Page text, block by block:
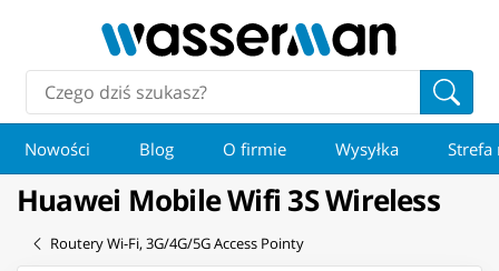
Nowości Blog O firmie Wysyłka Strefa
Huawei Mobile Wifi 3S Wireless
Routery Wi-Fi, 3G/4G/5G Access Pointy